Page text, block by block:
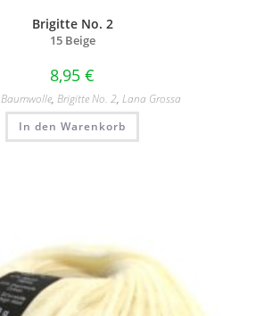
Brigitte No. 2
15 Beige
8,95 €
Baumwolle, Brigitte No. 2, Lana Grossa
In den Warenkorb